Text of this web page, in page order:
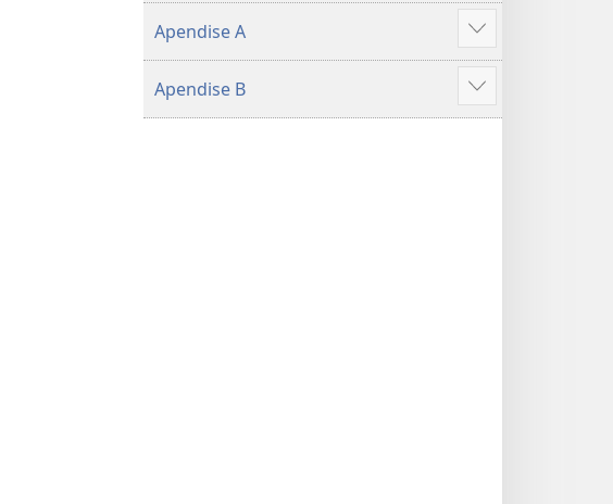
New
Translation
New
Translation
Apendise A
Ipakita
ang
uban
pa
Apendise B
Ipakita
ang